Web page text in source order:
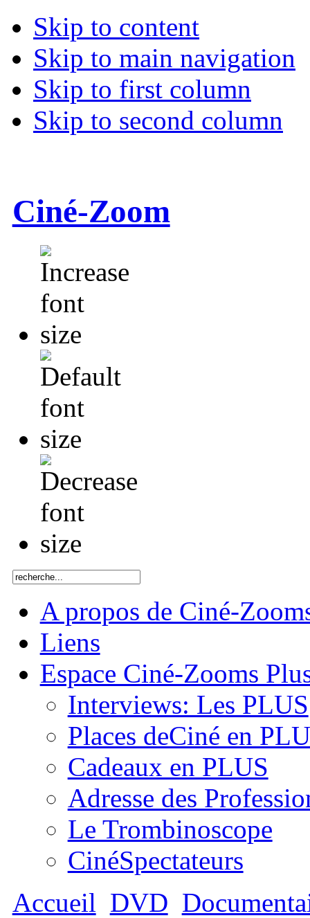
Skip to content
Skip to main navigation
Skip to first column
Skip to second column
Ciné-Zoom
A propos de Ciné-
Liens
Espace Ciné-Zooms
Interviews: Les PLUS
Places deCiné en
Cadeaux en PLUS
Adresse des
Le Trombinoscope
CinéSpectateurs
Accueil DVD